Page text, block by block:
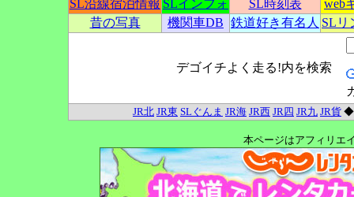
SL沿線宿泊情報 SLインフォ SL時刻表
web
昔の写真
機関車DB 鉄道好き有名人 SLリ
デゴイチよく走る!内を検索
JR北 JR東 SLぐんま JR海 JR西 JR四 JR九 JR貨
本ページはアフィリエ